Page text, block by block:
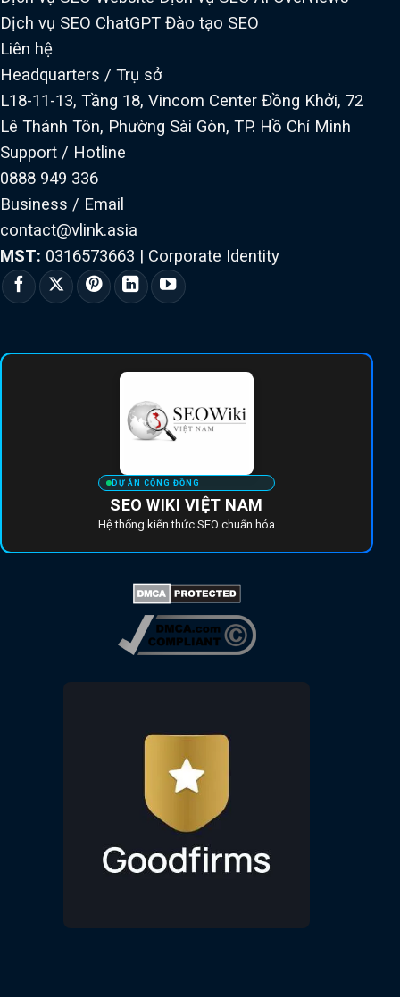
Dịch vụ SEO ChatGPT Đào tạo SEO
Liên hệ
Headquarters / Trụ sở
L18-11-13, Tầng 18, Vincom Center Đồng Khởi, 72
Lê Thánh Tôn, Phường Sài Gòn, TP. Hồ Chí Minh
Support / Hotline
0888 949 336
Business / Email
contact@vlink.asia
MST: 0316573663 | Corporate Identity
DỰ ÁN CỘNG ĐỒNG
SEO WIKI VIỆT NAM
Hệ thống kiến thức SEO chuẩn hóa